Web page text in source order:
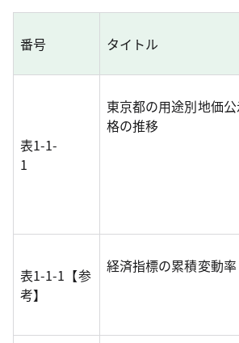
番号 タイトル
表1-1-
1
東京都の用途別地価
格の推移
表1-1-1【参
考】
経済指標の累積変動率